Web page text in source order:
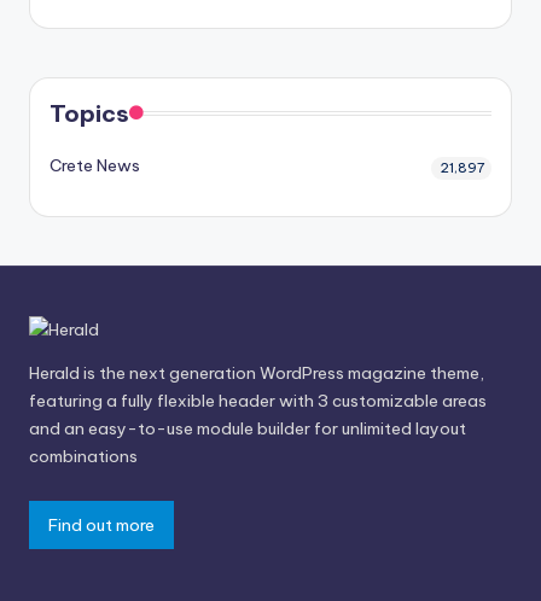
Topics
Crete News 21,897
Herald is the next generation WordPress magazine theme,
featuring a fully flexible header with 3 customizable areas
and an easy-to-use module builder for unlimited layout
combinations
Find out more